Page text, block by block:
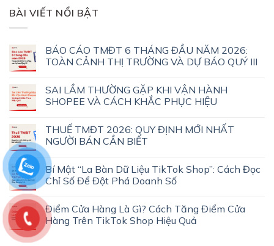
BÀI VIẾT NỔI BẬT
BÁO CÁO TMĐT 6 THÁNG ĐẦU NĂM 2026:
TOÀN CẢNH THỊ TRƯỜNG VÀ DỰ BÁO QUÝ III
SAI LẦM THƯỜNG GẶP KHI VẬN HÀNH
SHOPEE VÀ CÁCH KHẮC PHỤC HIỆU
THUẾ TMĐT 2026: QUY ĐỊNH MỚI NHẤT
NGƯỜI BÁN CẦN BIẾT
Bí Mật “La Bàn Dữ Liệu TikTok Shop”: Cách Đọc
Chỉ Số Để Đột Phá Doanh Số
Điểm Cửa Hàng Là Gì? Cách Tăng Điểm Cửa
Hàng Trên TikTok Shop Hiệu Quả